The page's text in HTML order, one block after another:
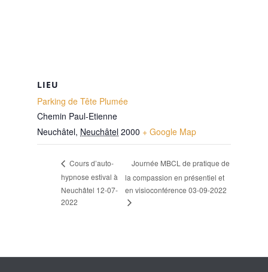
LIEU
Parking de Tête Plumée
Chemin Paul-Etienne
Neuchâtel, Neuchâtel 2000 + Google Map
Cours d’auto-
hypnose estival à
Neuchâtel 12-07-
2022
Journée MBCL de pratique de
la compassion en présentiel et
en visioconférence 03-09-2022